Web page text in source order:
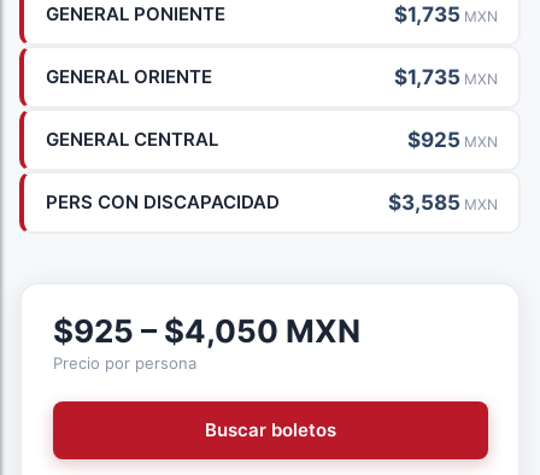
GENERAL PONIENTE $1,735 MXN
GENERAL ORIENTE $1,735 MXN
GENERAL CENTRAL $925 MXN
PERS CON DISCAPACIDAD $3,585 MXN
$925 – $4,050 MXN
Precio por persona
Buscar boletos